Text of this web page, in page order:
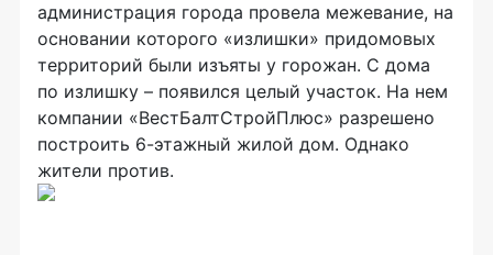
администрация города провела межевание, на
основании которого «излишки» придомовых
территорий были изъяты у горожан. С дома
по излишку – появился целый участок. На нем
компании «ВестБалтСтройПлюс» разрешено
построить 6-этажный жилой дом. Однако
жители против.